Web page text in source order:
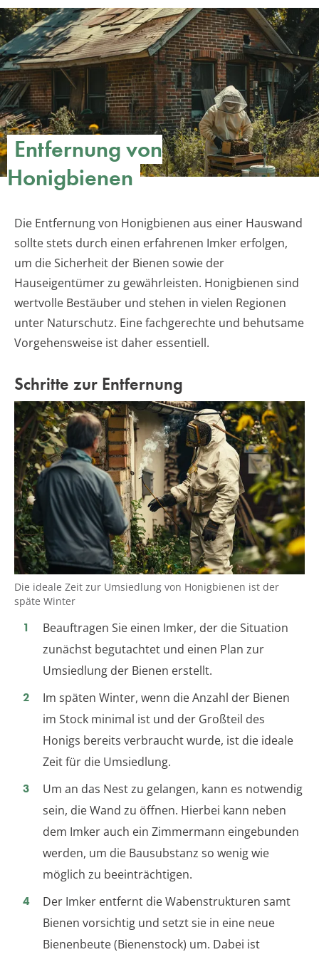
Entfernung von
Honigbienen
Die Entfernung von Honigbienen aus einer Hauswand
sollte stets durch einen erfahrenen Imker erfolgen,
um die Sicherheit der Bienen sowie der
Hauseigentümer zu gewährleisten. Honigbienen sind
wertvolle Bestäuber und stehen in vielen Regionen
unter Naturschutz. Eine fachgerechte und behutsame
Vorgehensweise ist daher essentiell.
Schritte zur Entfernung
Die ideale Zeit zur Umsiedlung von Honigbienen ist der
späte Winter
Beauftragen Sie einen Imker, der die Situation
zunächst begutachtet und einen Plan zur
Umsiedlung der Bienen erstellt.
Im späten Winter, wenn die Anzahl der Bienen
im Stock minimal ist und der Großteil des
Honigs bereits verbraucht wurde, ist die ideale
Zeit für die Umsiedlung.
Um an das Nest zu gelangen, kann es notwendig
sein, die Wand zu öffnen. Hierbei kann neben
dem Imker auch ein Zimmermann eingebunden
werden, um die Bausubstanz so wenig wie
möglich zu beeinträchtigen.
Der Imker entfernt die Wabenstrukturen samt
Bienen vorsichtig und setzt sie in eine neue
Bienenbeute (Bienenstock) um. Dabei ist